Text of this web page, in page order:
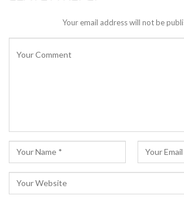
Your email address will not be